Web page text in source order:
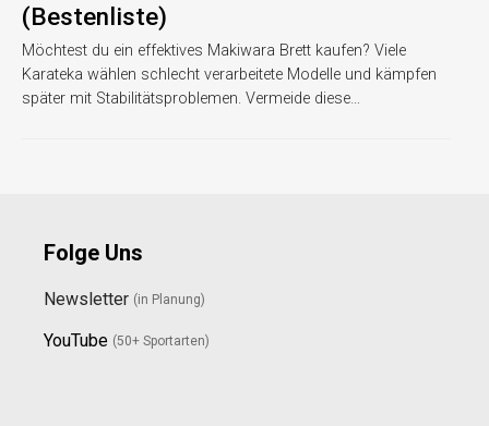
(Bestenliste)
Möchtest du ein effektives Makiwara Brett kaufen? Viele
Karateka wählen schlecht verarbeitete Modelle und kämpfen
später mit Stabilitätsproblemen. Vermeide diese…
Folge Uns
Newsletter (in Planung)
YouTube (50+ Sportarten)